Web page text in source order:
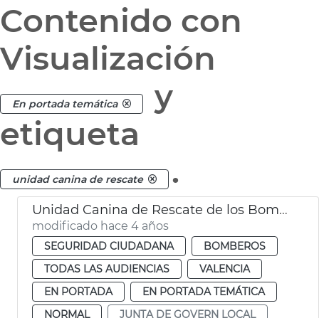
Contenido con
Visualización
En portada temática
y
etiqueta
unidad canina de rescate .
Unidad Canina de Rescate de los Bomberos
modificado hace 4 años
SEGURIDAD CIUDADANA
BOMBEROS
TODAS LAS AUDIENCIAS
VALENCIA
EN PORTADA
EN PORTADA TEMÁTICA
NORMAL
JUNTA DE GOVERN LOCAL